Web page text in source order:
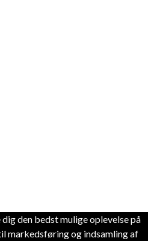
den bedst mulige oplevelse på
markedsføring og indsamling af